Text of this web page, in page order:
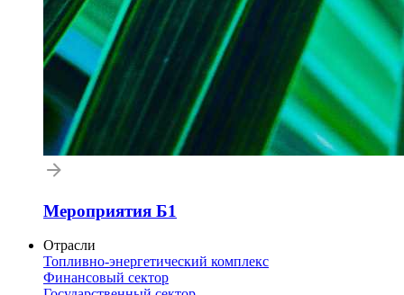
Мероприятия Б1
Отрасли
Топливно-энергетический комплекс
Финансовый сектор